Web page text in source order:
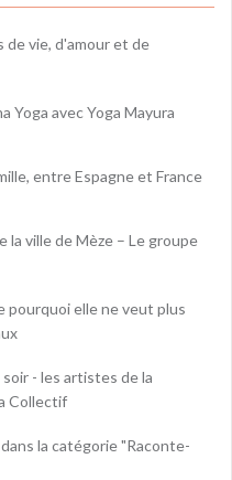
de vie, d'amour et de
Yoga avec Yoga Mayura
entre Espagne et France
la ville de Mèze – Le groupe
pourquoi elle ne veut plus
- les artistes de la
Collectif
la catégorie "Raconte-